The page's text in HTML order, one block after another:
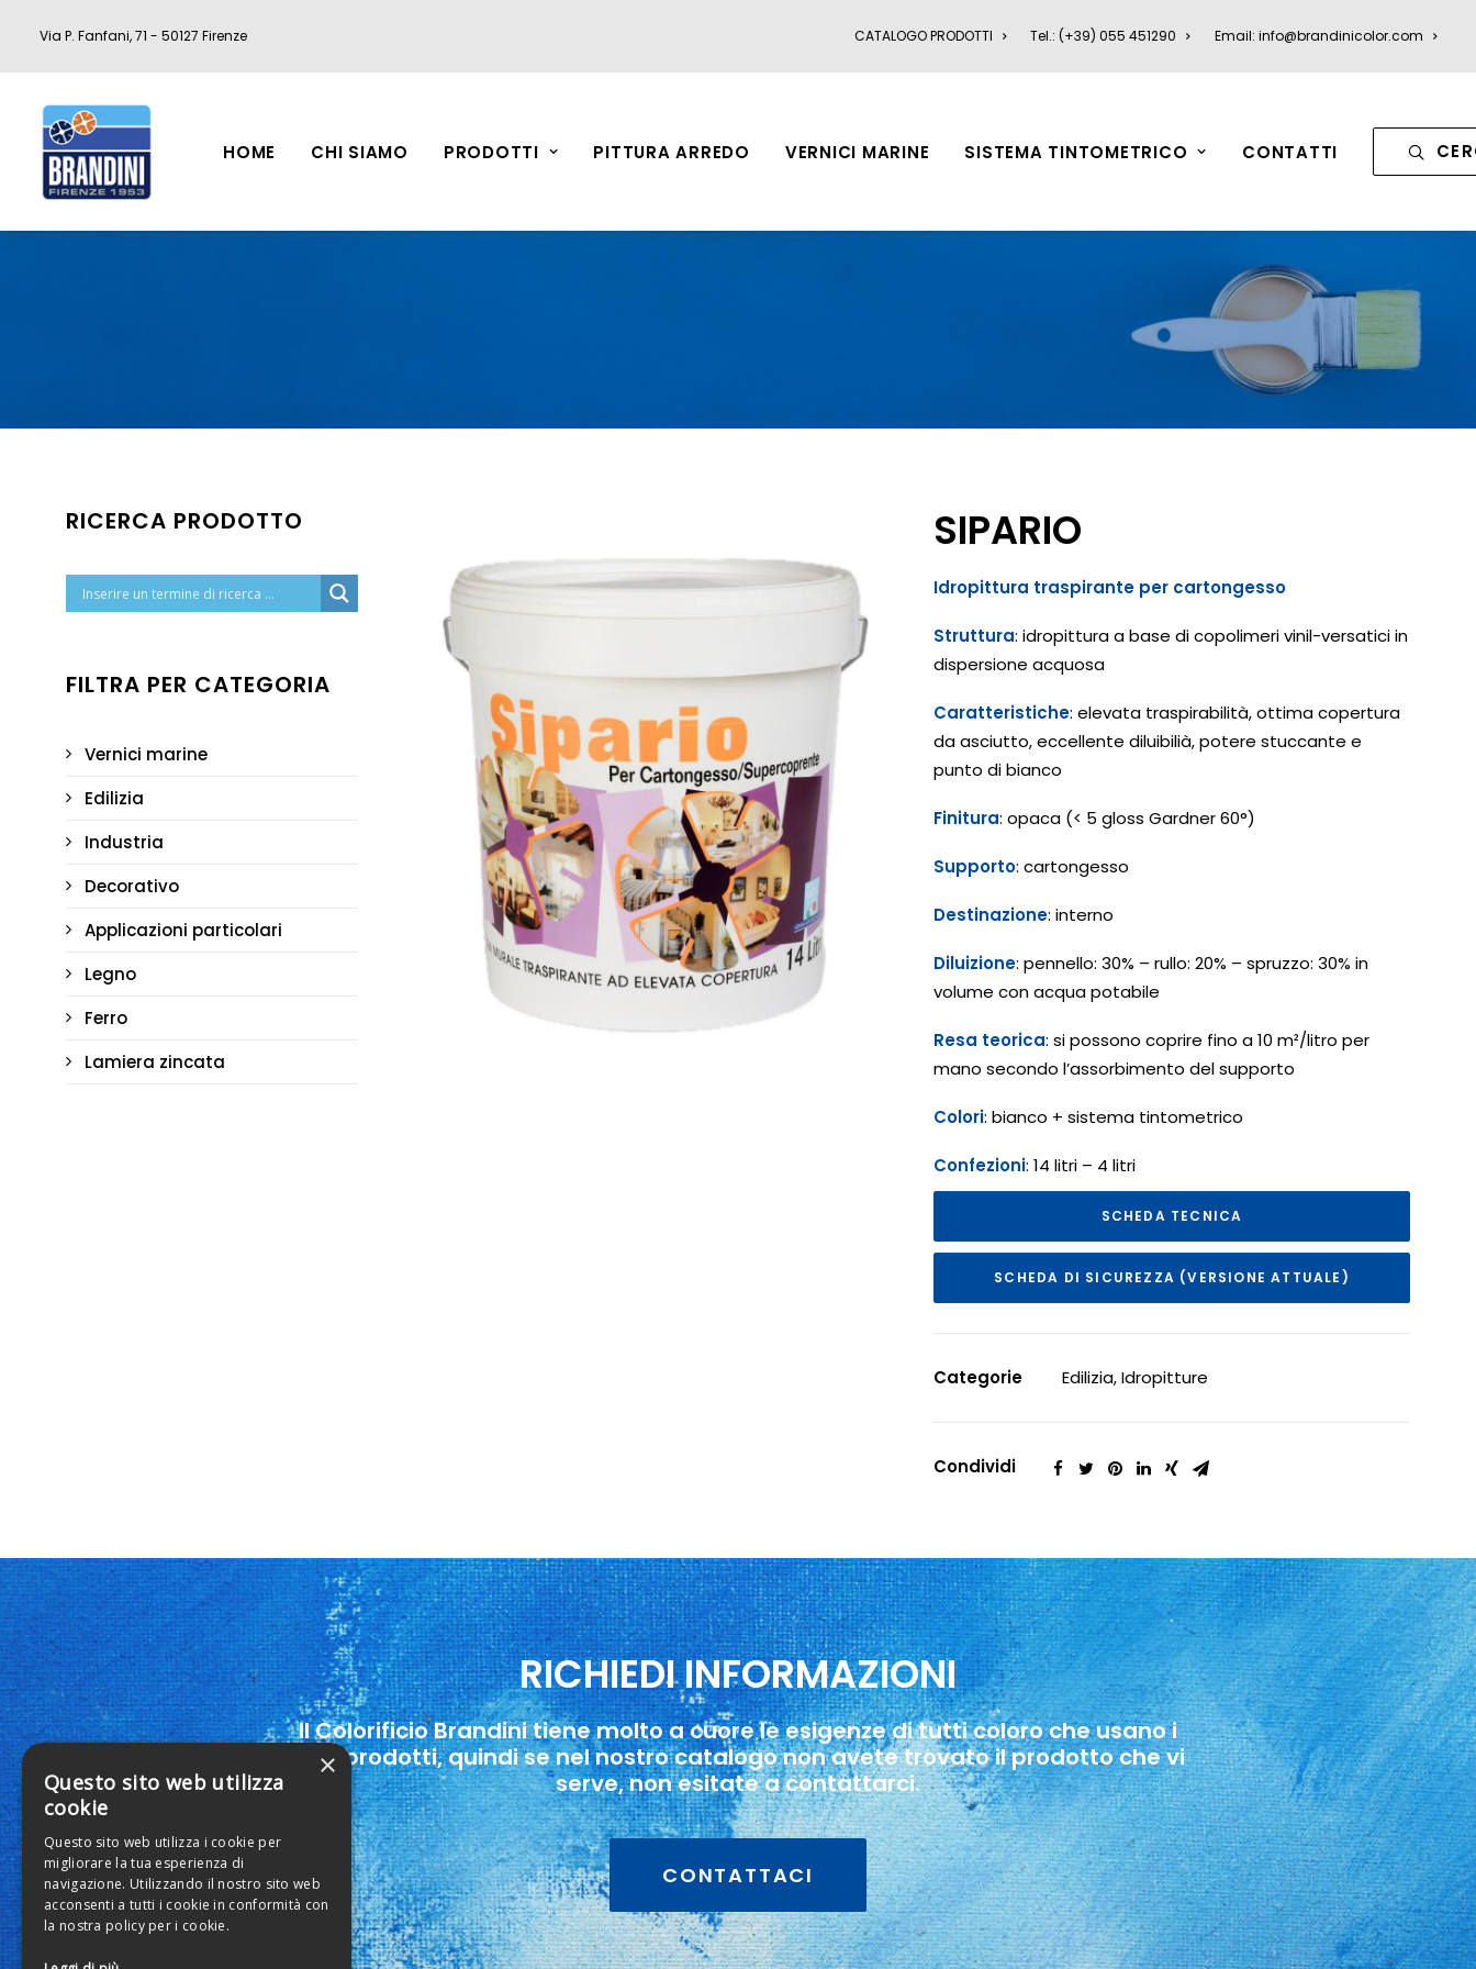
Via P. Fanfani, 71 - 50127 Firenze CATALOGO PRODOTTI Tel.: (+39) 055 451290 Email: info@brandinicolor.com
HOME CHI SIAMO PRODOTTI PITTURA ARREDO VERNICI MARINE SISTEMA TINTOMETRICO CONTATTI
RICERCA PRODOTTO
FILTRA PER CATEGORIA
Vernici marine
Edilizia
Industria
Decorativo
Applicazioni particolari
Legno
Ferro
Lamiera zincata
SIPARIO
Idropittura traspirante per cartongesso
Struttura: idropittura a base di copolimeri vinil-versatici in
dispersione acquosa
Caratteristiche: elevata traspirabilità, ottima copertura
da asciutto, eccellente diluibilià, potere stuccante e
punto di bianco
Finitura: opaca (< 5 gloss Gardner 60°)
Supporto: cartongesso
Destinazione: interno
Diluizione: pennello: 30% – rullo: 20% – spruzzo: 30% in
volume con acqua potabile
Resa teorica: si possono coprire fino a 10 m²/litro per
mano secondo l’assorbimento del supporto
Colori: bianco + sistema tintometrico
Confezioni: 14 litri – 4 litri
SCHEDA TECNICA
SCHEDA DI SICUREZZA (VERSIONE ATTUALE)
Categorie Edilizia,Idropitture
Condividi
RICHIEDI INFORMAZIONI
Il Colorificio Brandini tiene molto a cuore le esigenze di tutti coloro che usano i
suoi prodotti, quindi se nel nostro catalogo non avete trovato il prodotto che vi
serve, non esitate a contattarci.
CONTATTACI
×
Questo sito web utilizza
cookie
Questo sito web utilizza i cookie per
migliorare la tua esperienza di
navigazione. Utilizzando il nostro sito web
acconsenti a tutti i cookie in conformità con
la nostra policy per i cookie.